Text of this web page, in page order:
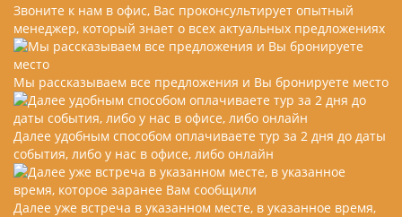
Звоните к нам в офис, Вас проконсультирует опытный
менеджер, который знает о всех актуальных предложениях
Мы рассказываем все предложения и Вы бронируете место
Далее удобным способом оплачиваете тур за 2 дня до даты
события, либо у нас в офисе, либо онлайн
Далее уже встреча в указанном месте, в указанное время,